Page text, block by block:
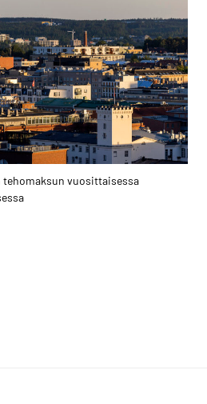
tehomaksun vuosittaisessa